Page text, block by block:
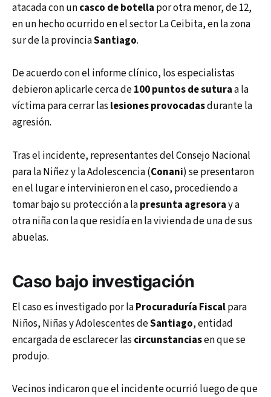
atacada con uncasco de botella por otra menor, de 12,
en un hecho ocurrido en el sector La Ceibita, en la zona
sur de la provinciaSantiago.
De acuerdo con el informe clínico, los especialistas
debieron aplicarle cerca de100 puntosde suturaa la
víctima para cerrar las lesionesprovocadasdurante la
agresión.
Tras el incidente, representantes del Consejo Nacional
para la Niñez y la Adolescencia (Conani) se presentaron
en el lugar e intervinieron en el caso, procediendo a
tomar bajo su protección a lapresunta agresoray a
otra niña con la que residía en la vivienda de una de sus
abuelas.
Caso bajo investigación
El caso es investigado por laProcuraduría Fiscalpara
Niños, Niñas y Adolescentes deSantiago, entidad
encargada de esclarecer las circunstanciasen que se
produjo.
Vecinos indicaron que el incidente ocurrió luego de que